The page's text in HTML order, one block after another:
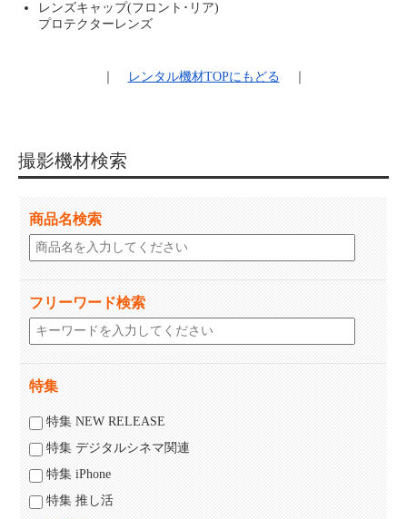
レンズキャップ(フロント･リア)
プロテクターレンズ
レンタル機材TOPにもどる
撮影機材検索
商品名検索
フリーワード検索
特集
特集 NEW RELEASE
特集 デジタルシネマ関連
特集 iPhone
特集 推し活